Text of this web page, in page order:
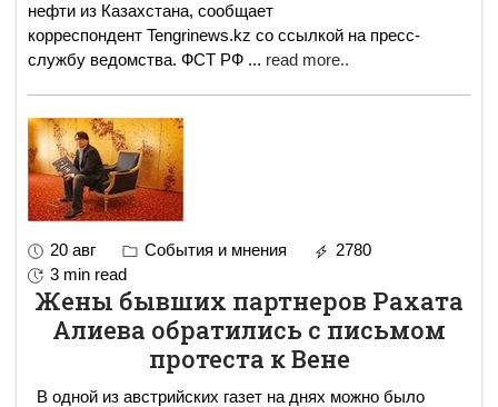
нефти из Казахстана, сообщает
корреспондент Tengrinews.kz со ссылкой на пресс-
службу ведомства. ФСТ РФ ... read more..
20 авг События и мнения
2780
3 min read
Жены бывших партнеров Рахата
Алиева обратились с письмом
протеста к Вене
В одной из австрийских газет на днях можно было